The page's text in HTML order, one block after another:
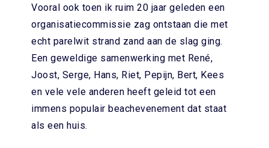
Vooral ook toen ik ruim 20 jaar geleden een
organisatiecommissie zag ontstaan die met
echt parelwit strand zand aan de slag ging.
Een geweldige samenwerking met René,
Joost, Serge, Hans, Riet, Pepijn, Bert, Kees
en vele vele anderen heeft geleid tot een
immens populair beachevenement dat staat
als een huis.